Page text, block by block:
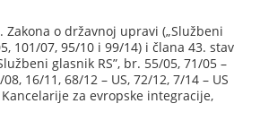
Zakona o državnoj upravi („Službeni
101/07, 95/10 i 99/14) i člana 43. stav
glasnik RS”, br. 55/05, 71/05 –
16/11, 68/12 – US, 72/12, 7/14 – US
za evropske integracije,